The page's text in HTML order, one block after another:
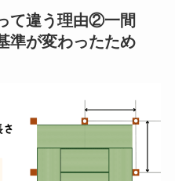
て違う理由②一間
準が変わったため